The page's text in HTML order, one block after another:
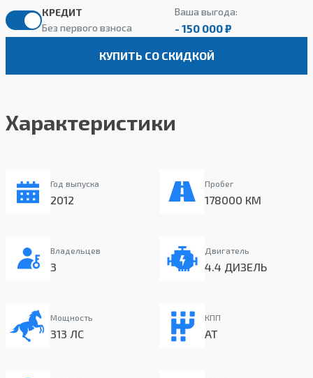
КРЕДИТ
Без первого взноса
Ваша выгода:
- 150 000 ₽
КУПИТЬ СО СКИДКОЙ
Характеристики
Год выпуска
2012
Пробег
178000 КМ
Владельцев
3
Двигатель
4.4 ДИЗЕЛЬ
Мощность
313 ЛС
КПП
AT